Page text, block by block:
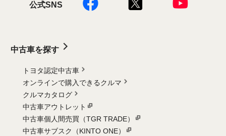
公式SNS
中古車を探す
トヨタ認定中古車
オンラインで購入できるクルマ
クルマカタログ
中古車アウトレット
中古車個人間売買（TGR TRADE）
中古車サブスク（KINTO ONE）